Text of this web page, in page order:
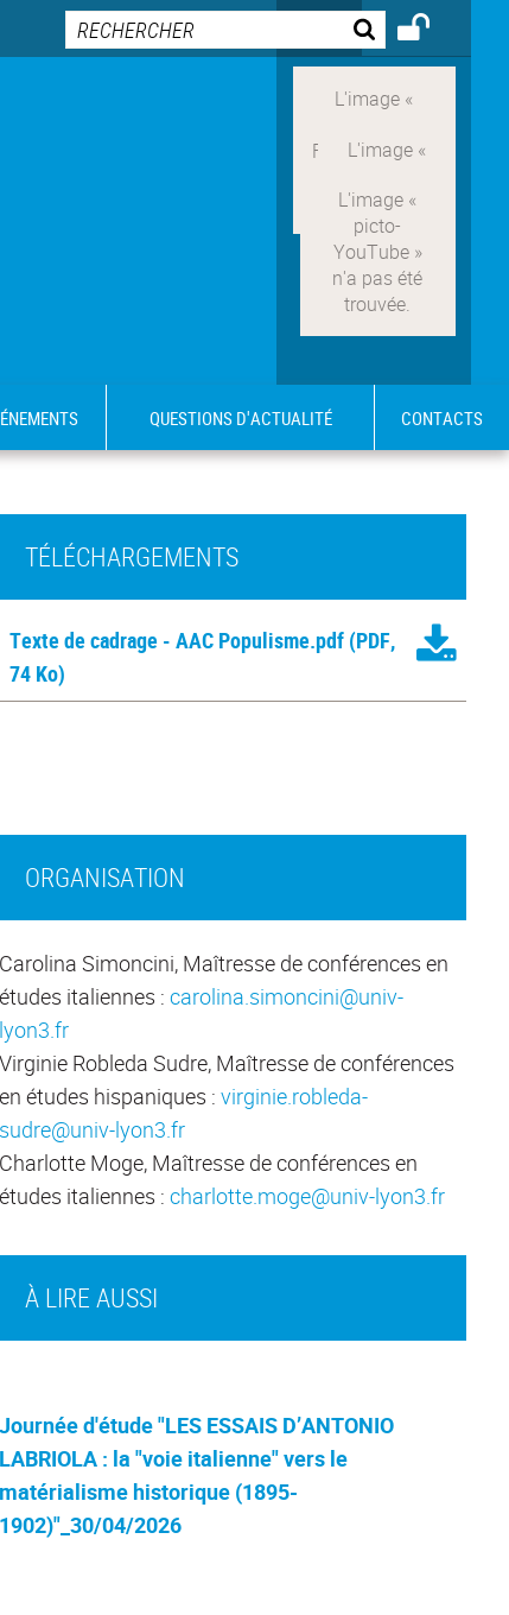
QUESTIONS D'ACTUALITÉ CONTACTS
TÉLÉCHARGEMENTS
Texte de cadrage - AAC Populisme.pdf (PDF,
74 Ko)
À LIRE AUSSI
Journée d'étude "LES ESSAIS D’ANTONIO
LABRIOLA : la "voie italienne" vers le
matérialisme historique (1895-
1902)"_30/04/2026
ORGANISATION
Carolina Simoncini, Maîtresse de conférences en
études italiennes : carolina.simoncini@univ-
lyon3.fr
Virginie Robleda Sudre, Maîtresse de conférences
en études hispaniques : virginie.robleda-
sudre@univ-lyon3.fr
Charlotte Moge, Maîtresse de conférences en
études italiennes : charlotte.moge@univ-lyon3.fr